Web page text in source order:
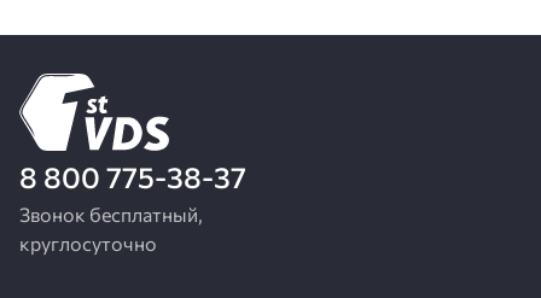
8 800 775-38-37
Звонок бесплатный,
круглосуточно